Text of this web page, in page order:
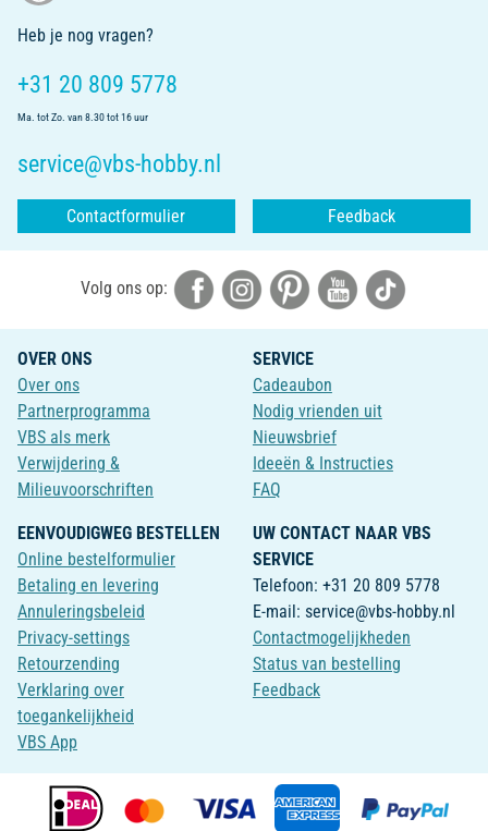
Heb je nog vragen?
+31 20 809 5778
Ma. tot Zo. van 8.30 tot 16 uur
service@vbs-hobby.nl
Contactformulier Feedback
Volg ons op:
OVER ONS
Over ons
Partnerprogramma
VBS als merk
Verwijdering &
Milieuvoorschriften
SERVICE
Cadeaubon
Nodig vrienden uit
Nieuwsbrief
Ideeën & Instructies
FAQ
EENVOUDIGWEG BESTELLEN
Online bestelformulier
Betaling en levering
Annuleringsbeleid
Privacy-settings
Retourzending
Verklaring over
toegankelijkheid
VBS App
UW CONTACT NAAR VBS
SERVICE
Telefoon: +31 20 809 5778
E-mail: service@vbs-hobby.nl
Contactmogelijkheden
Status van bestelling
Feedback